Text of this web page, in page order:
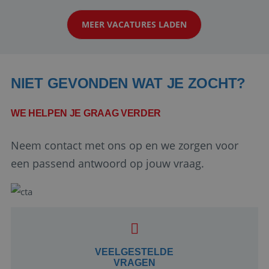
klanten te overtuigen om die droomreis te
boeken! ...
MEER VACATURES LADEN
NIET GEVONDEN WAT JE ZOCHT?
WE HELPEN JE GRAAG VERDER
Neem contact met ons op en we zorgen voor
een passend antwoord op jouw vraag.
VEELGESTELDE
VRAGEN
Google Privacy Policy